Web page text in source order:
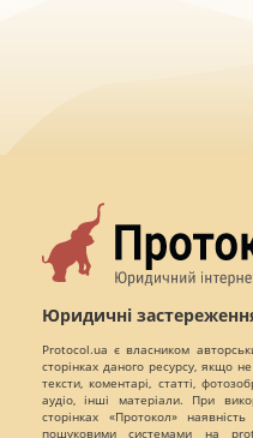
Юридичні
Protocol.ua є власником
сторінках даного ресурсу, якщо
тексти, коментарі, статті,
аудіо, інші матеріали. При
сторінках «Протокол»
пошуковими системами на